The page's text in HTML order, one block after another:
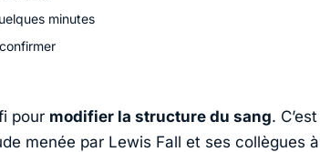
minutes
pour modifier la structure du sang. C’est
menée par Lewis Fall et ses collègues à